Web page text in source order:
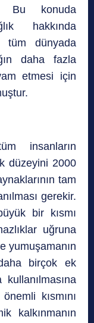
Bu konuda
hakkında
tüm dünyada
daha fazla
etmesi için
insanların
düzeyini 2000
tam
gerekir.
bir kısmı
uğruna
yumuşamanın
birçok ek
kullanılmasına
kısmını
kalkınmanın